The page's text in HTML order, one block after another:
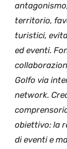
territorio,
turistici,
ed eventi.
Golfo via
network.
obiettivo: la
di eventi e